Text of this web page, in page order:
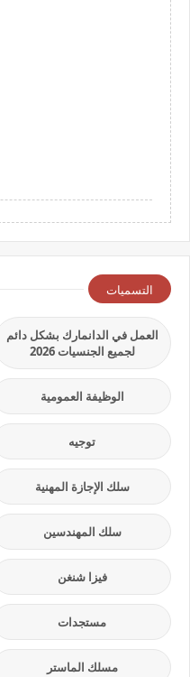
التسميات
العمل في الدانمارك بشكل دائم
لجميع الجنسيات 2026
الوظيفة العمومية
توجيه
سلك الإجازة المهنية
سلك المهندسين
فيزا شنغن
مستجدات
مسلك الماستر